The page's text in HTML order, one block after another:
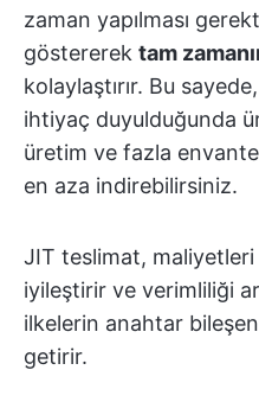
zaman yapılması
göstererek tam
kolaylaştırır. Bu
ihtiyaç duyulduğunda
üretim ve fazla
en aza indirebilirsiniz.
JIT teslimat, maliyetleri
iyileştirir ve verimliliği
ilkelerin anahtar
getirir.